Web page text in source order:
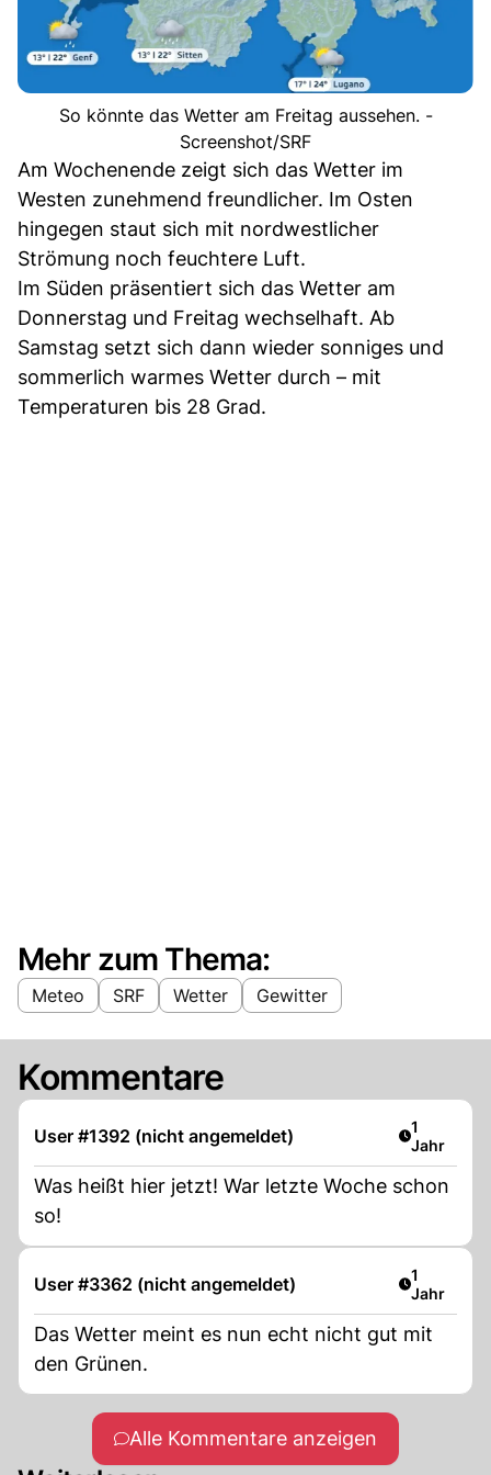
So könnte das Wetter am Freitag aussehen. -
Screenshot/SRF
Am Wochenende zeigt sich das Wetter im
Westen zunehmend freundlicher. Im Osten
hingegen staut sich mit nordwestlicher
Strömung noch feuchtere Luft.
Im Süden präsentiert sich das Wetter am
Donnerstag und Freitag wechselhaft. Ab
Samstag setzt sich dann wieder sonniges und
sommerlich warmes Wetter durch – mit
Temperaturen bis 28 Grad.
Mehr zum Thema:
Meteo SRF Wetter Gewitter
Kommentare
User #1392 (nicht angemeldet) Artikel
1
Jahr
Was heißt hier jetzt! War letzte Woche schon
so!
User #3362 (nicht angemeldet) Artikel
1
Jahr
Das Wetter meint es nun echt nicht gut mit
den Grünen.
Alle Kommentare anzeigen